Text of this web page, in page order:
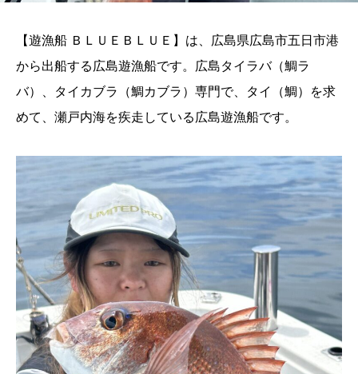
【遊漁船 ＢＬＵＥＢＬＵＥ】は、広島県広島市五日市港
から出船する広島遊漁船です。広島タイラバ（鯛ラ
バ）、タイカブラ（鯛カブラ）専門で、タイ（鯛）を求
めて、瀬戸内海を疾走している広島遊漁船です。